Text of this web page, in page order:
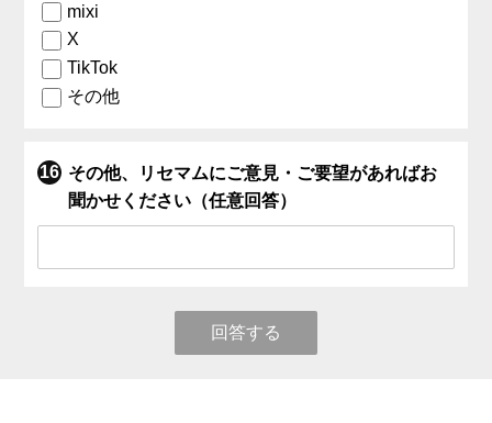
mixi
X
TikTok
その他
その他、リセマムにご意見・ご要望があればお
聞かせください（任意回答）
回答する